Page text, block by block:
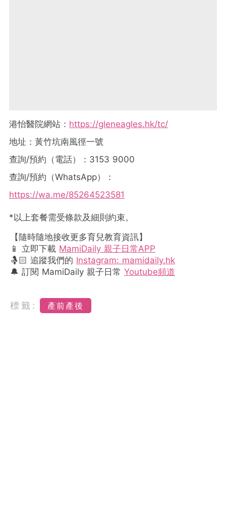
港怡醫院網站： https://gleneagles.hk/tc/
地址：黃竹坑南風徑一號
查詢/預約（電話）：3153 9000
查詢/預約（WhatsApp）：
https://wa.me/85264523581
*以上套餐需受條款及細則約束。
【隨時隨地接收更多育兒教育資訊】
📱 立即下載 MamiDaily 親子日常APP
🤱🏻 追蹤我們的 Instagram: mamidaily.hk
🔔 訂閱 MamiDaily 親子日常 Youtube頻道
標籤: 產前產後